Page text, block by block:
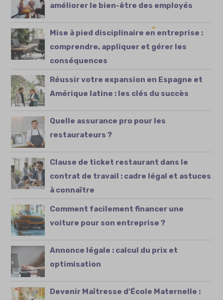
améliorer le bien-être des employés
Mise à pied disciplinaire en entreprise :
comprendre, appliquer et gérer les
conséquences
Réussir votre expansion en Espagne et
Amérique latine : les clés du succès
Quelle assurance pro pour les
restaurateurs ?
Clause de ticket restaurant dans le
contrat de travail : cadre légal et astuces
à connaître
Comment facilement financer une
voiture pour son entreprise ?
Annonce légale : calcul du prix et
optimisation
Devenir Maîtresse d’École Maternelle :